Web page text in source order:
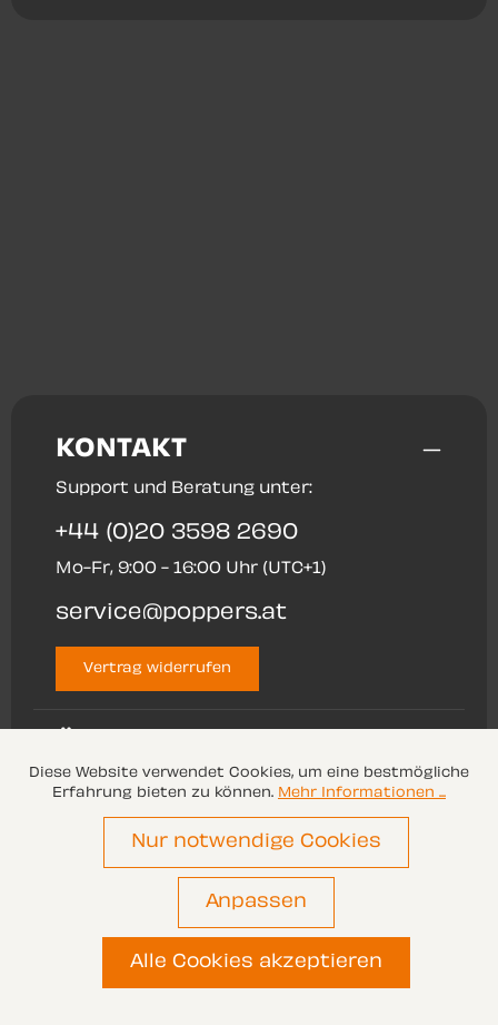
KONTAKT
Support und Beratung unter:
+44 (0)20 3598 2690
Mo-Fr, 9:00 - 16:00 Uhr (UTC+1)
service@poppers.at
Vertrag widerrufen
Alle Preise inkl. gesetzl. Mehrwertsteuer zzgl.
und ggf. Nachnahmegebühren,
wenn nicht anders angegeben.
Diese Website verwendet Cookies, um eine bestmögliche
Erfahrung bieten zu können. Mehr Informationen ...
Nur notwendige Cookies
Anpassen
Alle Cookies akzeptieren